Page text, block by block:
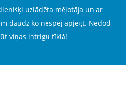
uzlādēta mēļotāja un ar
daudz ko nespēj apjēgt. Nedod
viņas intrigu tīklā!